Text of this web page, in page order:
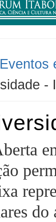
Aqui
Eventos
-